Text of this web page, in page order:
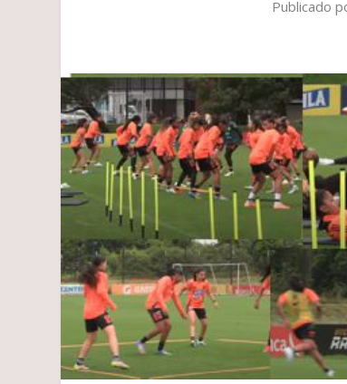
Publicado